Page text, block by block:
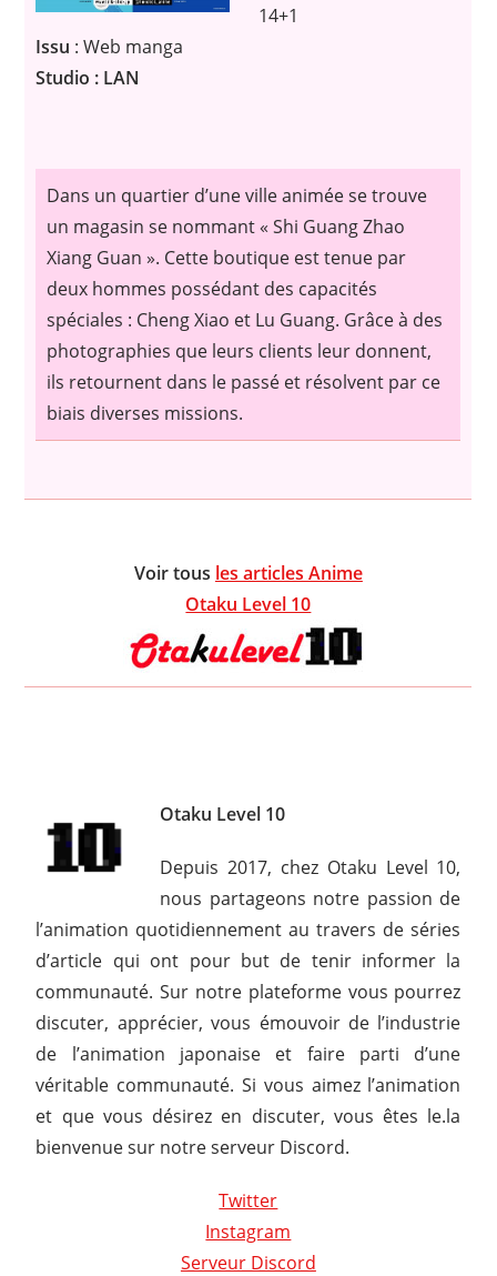
14+1
Issu : Web manga
Studio : LAN
Dans un quartier d’une ville animée se trouve
un magasin se nommant « Shi Guang Zhao
Xiang Guan ». Cette boutique est tenue par
deux hommes possédant des capacités
spéciales : Cheng Xiao et Lu Guang. Grâce à des
photographies que leurs clients leur donnent,
ils retournent dans le passé et résolvent par ce
biais diverses missions.
Voir tous les articles Anime
Otaku Level 10
Otaku Level 10
Depuis 2017, chez Otaku Level 10,
nous partageons notre passion de
l’animation quotidiennement au travers de séries
d’article qui ont pour but de tenir informer la
communauté. Sur notre plateforme vous pourrez
discuter, apprécier, vous émouvoir de l’industrie
de l’animation japonaise et faire parti d’une
véritable communauté. Si vous aimez l’animation
et que vous désirez en discuter, vous êtes le.la
bienvenue sur notre serveur Discord.
Twitter
Instagram
Serveur Discord